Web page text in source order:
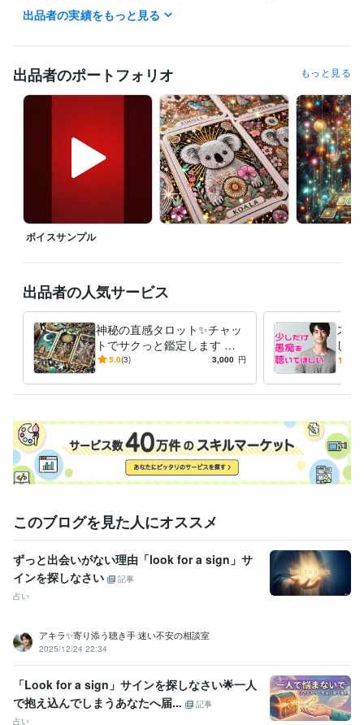
【自分を愛し、自然体で生きるためのセルフラブ実践ガイド】
仕事も恋愛も、なんだかうまくいかない
他人と自分を比べては自虐して
ついには「私なんて、どうせ無理」と自責の毎日…
しかし、そんな生活を続けているうちに、気づいたんです
『本当の幸せは、自分を愛することから始まる』
・自分を認める（良い所も悪い所も）
・その全てが自分なんだと受け入れる
●自分を愛することで生活が激変！
毎日のジャーナリング
自分の感情に向き合う事を大切にして
少しずつ自分を好きになれるようになっていきました
自分を愛せるようになると
世界が一気に輝きだすんです！
自信が生まれる、人間関係が良くなる
仕事も良い流れになる、愛を持って他者と関われる
そんな幸せの連鎖を起こせるのが「セルフラブ」です！
マーケティング / 広告・宣伝・プロモーション
カスタマーサポート・カスタマーサクセス / コールセンター管理・運
営
経験年数 : 3年
ライフスタイル・その他 / 占い師
2025年3月✨ゴールドランクに昇格できました☘️
チナランクに昇格できました❤️
資格・検定
金融渉外技能審査（FP3級） 取得年 : 2008年
宅地建物取引士（旧 宅地建物取引主任者） 取得年 : 2011年
出品者の実績をもっと見る
出品者のポートフォリオ もっと見る
ボイスサンプル
出品者の人気サービス
神秘の直感タロット✨チャッ
トでサクっと鑑定します タ
ロットで✨チャット占い一度
5.0(3) 3,000 円
スト
し
族、
このブログを見た人にオススメ
ずっと出会いがない理由「look for a sign」サ
インを探しなさい
記事
占い
アキラ✨寄り添う聴き手 迷い不安の相談室
2025/12/24 22:34
「Look for a sign」サインを探しなさい🌟一人
で抱え込んでしまうあなたへ届...
記事
占い